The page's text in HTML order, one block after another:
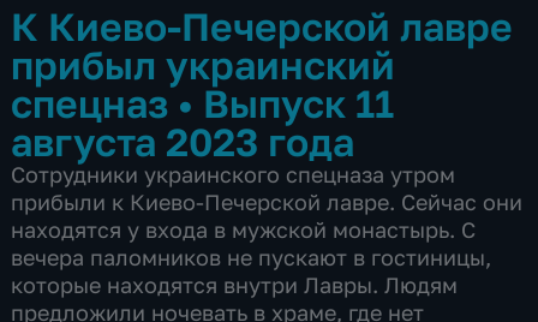
К Киево-Печерской лавре
прибыл украинский
спецназ• Выпуск 11
августа 2023 года
Сотрудники украинского спецназа утром
прибыли к Киево-Печерской лавре. Сейчас они
находятся у входа в мужской монастырь. С
вечера паломников не пускают в гостиницы,
которые находятся внутри Лавры. Людям
предложили ночевать в храме, где нет